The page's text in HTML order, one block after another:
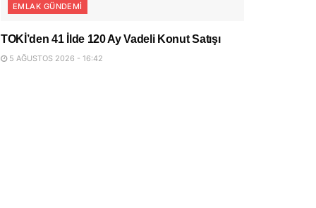
EMLAK GÜNDEMI
TOKİ’den 41 İlde 120 Ay Vadeli Konut Satışı
5 AĞUSTOS 2026 - 16:42